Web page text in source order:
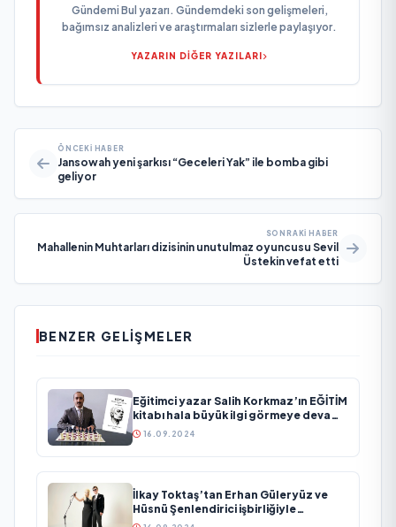
Gündemi Bul yazarı. Gündemdeki son gelişmeleri,
bağımsız analizleri ve araştırmaları sizlerle paylaşıyor.
YAZARIN DİĞER YAZILARI
ÖNCEKI HABER
Jansowah yeni şarkısı “Geceleri Yak” ile bomba gibi
geliyor
SONRAKI HABER
Mahallenin Muhtarları dizisinin unutulmaz oyuncusu Sevil
Üstekin vefat etti
BENZER GELIŞMELER
Eğitimci yazar Salih Korkmaz’ın EĞİTİM
kitabı hala büyük ilgi görmeye devam
ediyor
16.09.2024
İlkay Toktaş’tan Erhan Güleryüz ve
Hüsnü Şenlendirici işbirliğiyle
duygusal bir aşk manifestosu: “Deliler